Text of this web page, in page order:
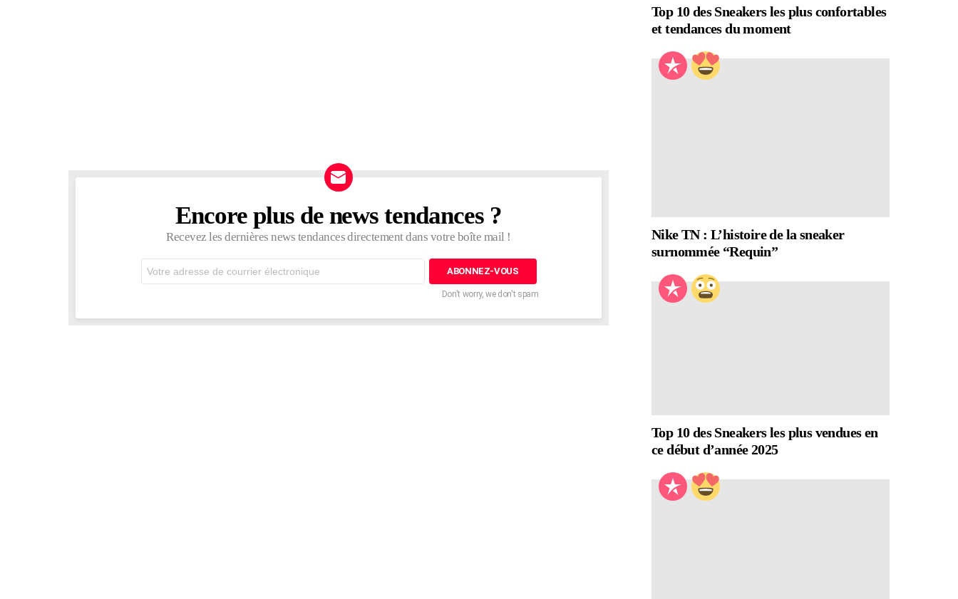
NEWSLETTEREncore plus de news tendances ?
Recevez les dernières news tendances directement dans votre boîte mail !
de
courrier
Don't worry, we don't spam
Top 10 des Sneakers les plus confortables
et tendances du moment
Nike TN : L’histoire de la sneaker
surnommée “Requin”
Top 10 des Sneakers les plus vendues en
ce début d’année 2025